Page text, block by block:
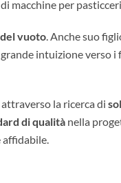
macchine per
vuoto. Anche suo
intuizione
la ricerca di
di qualità nella
affidabile.